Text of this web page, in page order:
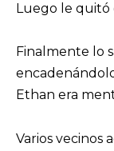
Luego le quitó
Finalmente lo
Ethan era
Varios vecinos